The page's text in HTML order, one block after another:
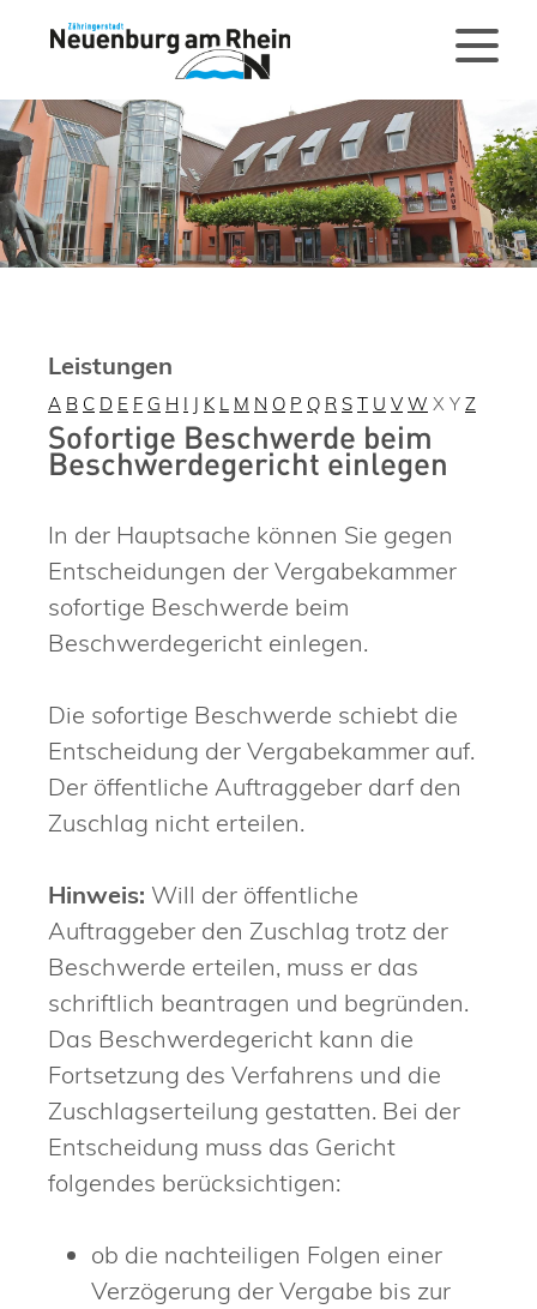
Leistungen
A B C D E F G H I J K L M N O P Q R S T U V W X Y Z
Sofortige Beschwerde beim
Beschwerdegericht einlegen
In der Hauptsache können Sie gegen
Entscheidungen der Vergabekammer
sofortige Beschwerde beim
Beschwerdegericht einlegen.
Die sofortige Beschwerde schiebt die
Entscheidung der Vergabekammer auf.
Der öffentliche Auftraggeber darf den
Zuschlag nicht erteilen.
Hinweis: Will der öffentliche
Auftraggeber den Zuschlag trotz der
Beschwerde erteilen, muss er das
schriftlich beantragen und begründen.
Das Beschwerdegericht kann die
Fortsetzung des Verfahrens und die
Zuschlagserteilung gestatten. Bei der
Entscheidung muss das Gericht
folgendes berücksichtigen:
ob die nachteiligen Folgen einer
Verzögerung der Vergabe bis zur